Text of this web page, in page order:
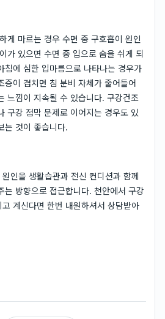
게 마르는 경우 수면 중 구호흡이 원인
가 있으면 수면 중 입으로 숨을 쉬게 되
침에 심한 입마름으로 나타나는 경우가
증이 겹치면 침 분비 자체가 줄어들어
느낌이 지속될 수 있습니다. 구강건조
구강 점막 문제로 이어지는 경우도 있
는 것이 좋습니다.
인을 생활습관과 전신 컨디션과 함께
는 방향으로 접근합니다. 천안에서 구강
계신다면 한번 내원하셔서 상담받아